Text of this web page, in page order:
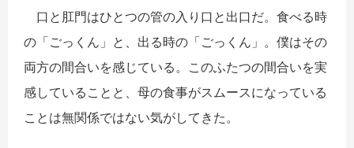
口と肛門はひとつの管の入り口と出口だ。食べる時
の「ごっくん」と、出る時の「ごっくん」。僕はその
両方の間合いを感じている。このふたつの間合いを実
感していることと、母の食事がスムースになっている
ことは無関係ではない気がしてきた。